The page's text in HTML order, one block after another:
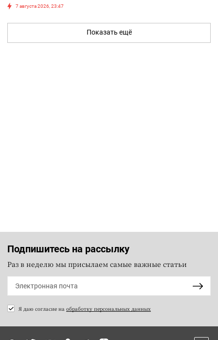
7 августа 2026, 23:47
Показать ещё
Подпишитесь на рассылку
Раз в неделю мы присылаем самые важные статьи
Я даю согласие на обработку персональных данных